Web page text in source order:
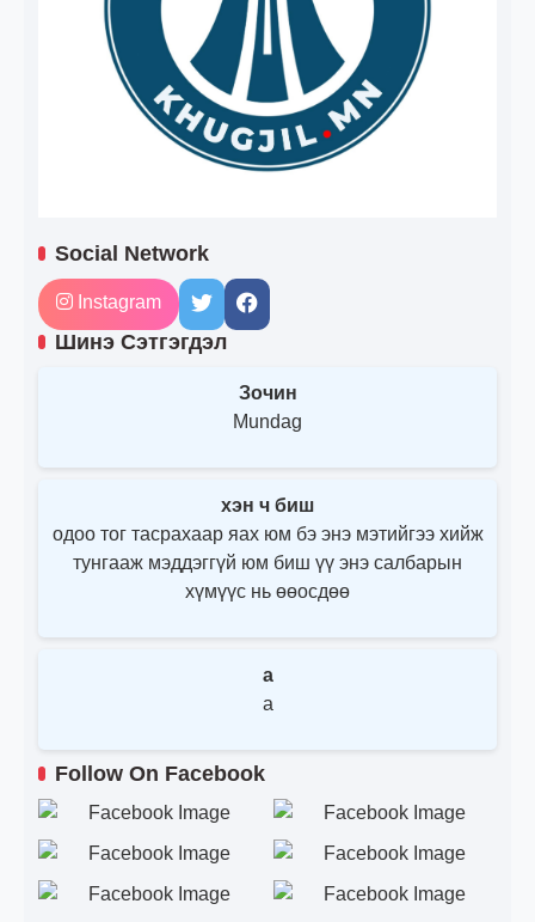
Social Network
Instagram
Шинэ Сэтгэгдэл
Зочин
Mundag
хэн ч биш
одоо тог тасрахаар яах юм бэ энэ мэтийгээ хийж
тунгааж мэддэггүй юм биш үү энэ салбарын
хүмүүс нь өөосдөө
a
a
Follow On Facebook